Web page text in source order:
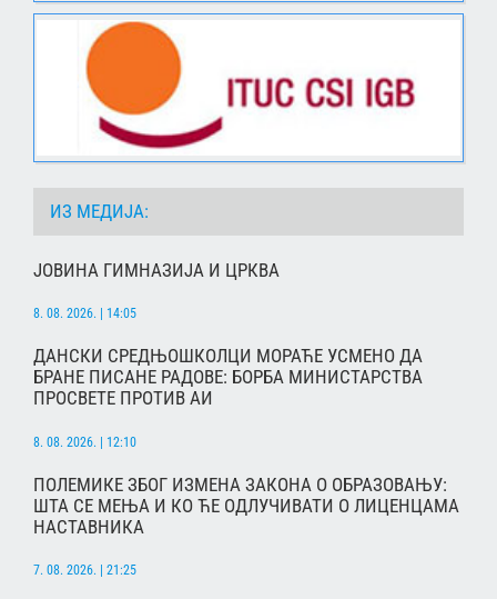
ИЗ МЕДИЈА:
ЈОВИНА ГИМНАЗИЈА И ЦРКВА
8. 08. 2026. | 14:05
ДАНСКИ СРЕДЊОШКОЛЦИ МОРАЋЕ УСМЕНО ДА
БРАНЕ ПИСАНЕ РАДОВЕ: БОРБА МИНИСТАРСТВА
ПРОСВЕТЕ ПРОТИВ АИ
8. 08. 2026. | 12:10
ПОЛЕМИКЕ ЗБОГ ИЗМЕНА ЗАКОНА О ОБРАЗОВАЊУ:
ШТА СЕ МЕЊА И КО ЋЕ ОДЛУЧИВАТИ О ЛИЦЕНЦАМА
НАСТАВНИКА
7. 08. 2026. | 21:25